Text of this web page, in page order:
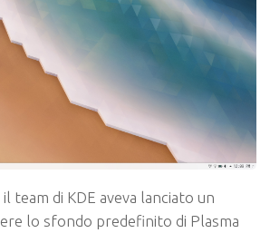
team di KDE aveva lanciato un
lo sfondo predefinito di Plasma